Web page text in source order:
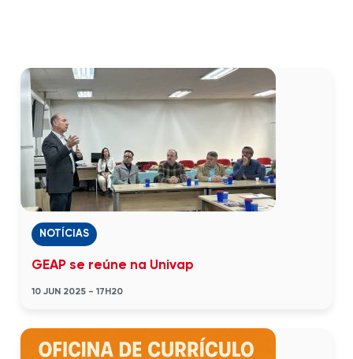
NOTÍCIAS
GEAP se reúne na Univap
10 JUN 2025 - 17H20